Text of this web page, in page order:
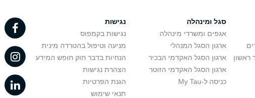
ראשון
סגל ומינהלה
אגפים ומשרדי מינהלה
ארגון הסגל המנהלי
ארגון הסגל האקדמי הבכיר
ארגון הסגל האקדמי הזוטר
כניסה ל-My Tau
נגישות
נגישות בקמפוס
מניעה וטיפול בהטרדה מינית
הנחיות בדבר חוק חופש המידע
הצהרת נגישות
הגנת הפרטיות
תנאי שימוש